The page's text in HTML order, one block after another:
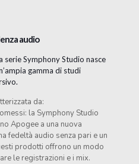
audio
serie Symphony Studio nasce
gamma di studi
da:
la Symphony Studio
Apogee a una nuova
fedeltà audio senza pari e un
prodotti offrono un modo
le registrazioni e i mix.